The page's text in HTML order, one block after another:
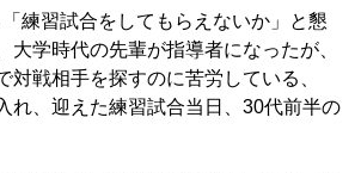
練習試合をしてもらえないか」と懇
大学時代の先輩が指導者になったが、
対戦相手を探すのに苦労している、
れ、迎えた練習試合当日、30代前半の